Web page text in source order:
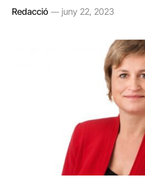
Redacció juny 22, 2023